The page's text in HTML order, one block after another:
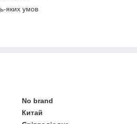
яких умов
No brand
Китай